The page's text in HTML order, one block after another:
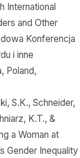
International
and Other
Konferencja
i inne
Poland,
S.K., Schneider,
K.T., &
a Woman at
Gender Inequality